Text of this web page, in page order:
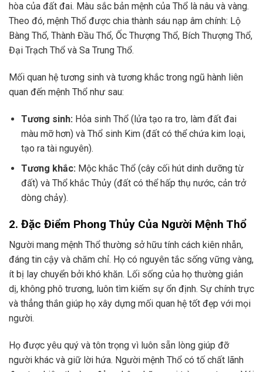
hòa của đất đai. Màu sắc bản mệnh của Thổ là nâu và vàng.
Theo đó, mệnh Thổ được chia thành sáu nạp âm chính: Lộ
Bàng Thổ, Thành Đầu Thổ, Ốc Thượng Thổ, Bích Thượng Thổ,
Đại Trạch Thổ và Sa Trung Thổ.
Mối quan hệ tương sinh và tương khắc trong ngũ hành liên
quan đến mệnh Thổ như sau:
Tương sinh: Hỏa sinh Thổ (lửa tạo ra tro, làm đất đai
màu mỡ hơn) và Thổ sinh Kim (đất có thể chứa kim loại,
tạo ra tài nguyên).
Tương khắc: Mộc khắc Thổ (cây cối hút dinh dưỡng từ
đất) và Thổ khắc Thủy (đất có thể hấp thụ nước, cản trở
dòng chảy).
2. Đặc Điểm Phong Thủy Của Người Mệnh Thổ
Người mang mệnh Thổ thường sở hữu tính cách kiên nhẫn,
đáng tin cậy và chăm chỉ. Họ có nguyên tắc sống vững vàng,
ít bị lay chuyển bởi khó khăn. Lối sống của họ thường giản
dị, không phô trương, luôn tìm kiếm sự ổn định. Sự chính trực
và thẳng thắn giúp họ xây dựng mối quan hệ tốt đẹp với mọi
người.
Họ được yêu quý và tôn trọng vì luôn sẵn lòng giúp đỡ
người khác và giữ lời hứa. Người mệnh Thổ có tố chất lãnh